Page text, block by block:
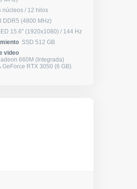
6 núcleos / 12 hilos
DDR5 (4800 MHz)
LED 15.6" (1920x1080) / 144 Hz
SSD 512 GB
video
660M (Integrada)
GeForce RTX 3050 (6 GB)